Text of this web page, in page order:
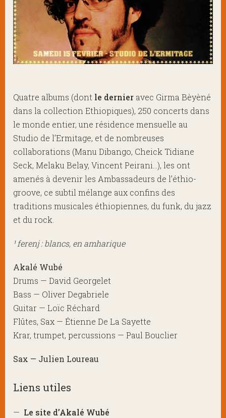
Quatre albums (dont le dernier avec Girma Bèyèné
dans la collection Ethiopiques), 250 concerts dans
le monde entier, une résidence mensuelle au
Studio de l’Ermitage, et de nombreuses
collaborations (Manu Dibango, Cheick Tidiane
Seck, Melaku Belay, Vincent Peirani…), les ont
amenés à devenir les Ambassadeurs de l’éthio-
groove, ce subtil mélange aux confins des
traditions musicales éthiopiennes, du funk, du jazz
et du rock.
¹ ferenj : blancs, en amharique
Akalé Wubé
Drums — David Georgelet
Bass — Oliver Degabriele
Guitar — Loïc Réchard
Flûtes, Sax — Étienne De La Sayette
Krar, trumpet, percussions — Paul Bouclier
Sax — Julien Loureau
Liens utiles
Le site d’Akalé Wubé